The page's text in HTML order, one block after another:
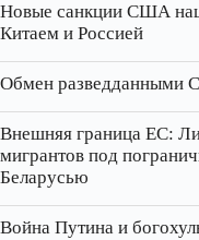
Новые санкции США
Китаем и Россией
Обмен разведданными
Внешняя граница ЕС:
мигрантов под
Беларусью
Война Путина и